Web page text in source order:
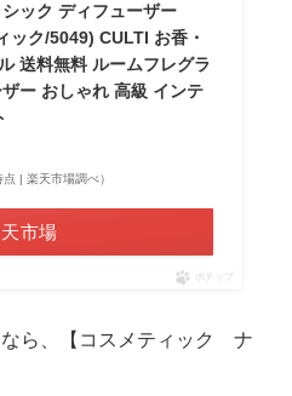
ック ディフューザー
ック/5049) CULTI お香・
送料無料 ルームフレグラ
ー おしゃれ 高級 インテ
| 楽天市場調べ）
市場
ポチップ
ら、【コスメティック ナ